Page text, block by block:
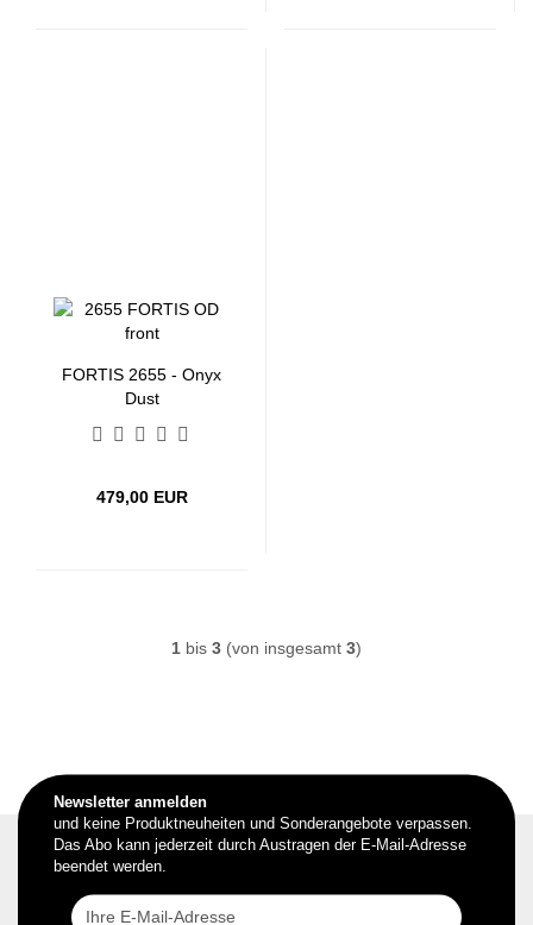
FORTIS 2655 - Onyx
Dust
479,00 EUR
1 bis 3 (von insgesamt 3)
Newsletter anmelden
und keine Produktneuheiten und Sonderangebote verpassen.
Das Abo kann jederzeit durch Austragen der E-Mail-Adresse
beendet werden.